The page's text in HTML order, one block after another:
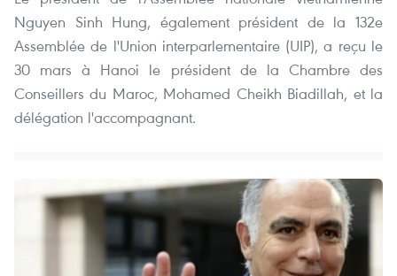
Nguyen Sinh Hung, également président de la 132e
Assemblée de l'Union interparlementaire (UIP), a reçu le
30 mars à Hanoi le président de la Chambre des
Conseillers du Maroc, Mohamed Cheikh Biadillah, et la
délégation l'accompagnant.